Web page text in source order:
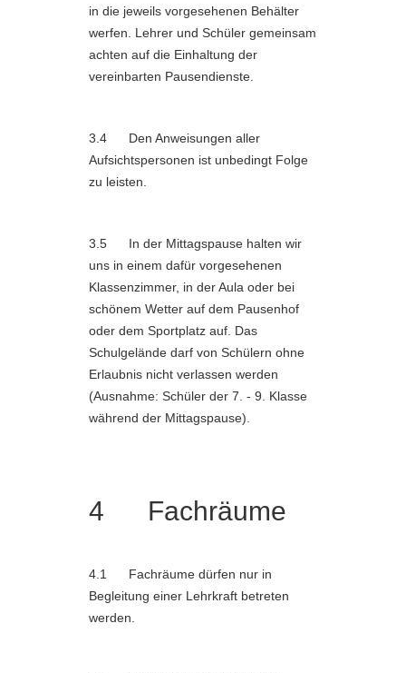
in die jeweils vorgesehenen Behälter
werfen. Lehrer und Schüler gemeinsam
achten auf die Einhaltung der
vereinbarten Pausendienste.
3.4 Den Anweisungen aller
Aufsichtspersonen ist unbedingt Folge
zu leisten.
3.5 In der Mittagspause halten wir
uns in einem dafür vorgesehenen
Klassenzimmer, in der Aula oder bei
schönem Wetter auf dem Pausenhof
oder dem Sportplatz auf. Das
Schulgelände darf von Schülern ohne
Erlaubnis nicht verlassen werden
(Ausnahme: Schüler der 7. - 9. Klasse
während der Mittagspause).
4 Fachräume
4.1 Fachräume dürfen nur in
Begleitung einer Lehrkraft betreten
werden.